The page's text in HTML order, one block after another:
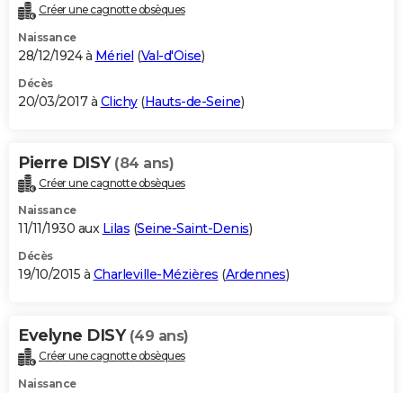
Créer une cagnotte obsèques
Naissance
28/12/1924 à Mériel (Val-d'Oise)
Décès
20/03/2017 à Clichy(Hauts-de-Seine)
Pierre DISY (84 ans)
Créer une cagnotte obsèques
Naissance
11/11/1930 aux Lilas (Seine-Saint-Denis)
Décès
19/10/2015 à Charleville-Mézières (Ardennes)
Evelyne DISY (49 ans)
Créer une cagnotte obsèques
Naissance